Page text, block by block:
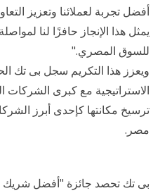
أفضل تجربة لعملائنا وتعزيز
يمثل هذا الإنجاز حافزًا لنا
للسوق المصري."
ويعزز هذا التكريم سجل بى تك
الاستراتيجية مع كبرى الشركات
ترسيخ مكانتها كإحدى أبرز
مصر.